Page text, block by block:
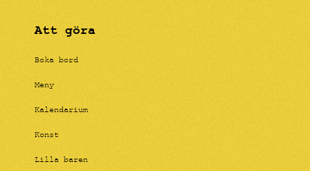
Att göra
Boka bord
Meny
Kalendarium
Konst
Lilla baren